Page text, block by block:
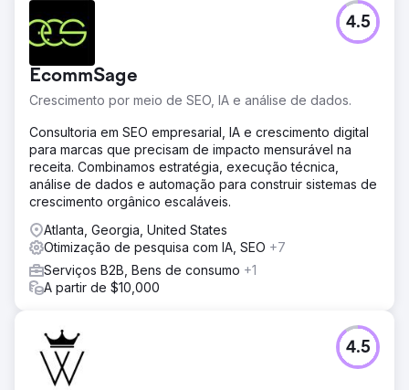
EcommSage
Crescimento por meio de SEO, IA e análise de dados.
4.5
Consultoria em SEO empresarial, IA e crescimento digital
para marcas que precisam de impacto mensurável na
receita. Combinamos estratégia, execução técnica,
análise de dados e automação para construir sistemas de
crescimento orgânico escaláveis.
Atlanta, Georgia, United States
Otimização de pesquisa com IA, SEO +7
Serviços B2B, Bens de consumo +1
A partir de $10,000
4.5